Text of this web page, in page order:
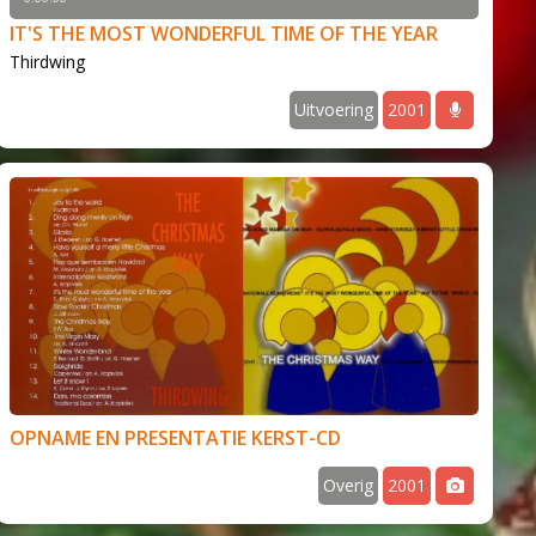
IT'S THE MOST WONDERFUL TIME OF THE YEAR
Thirdwing
Uitvoering 2001
volume
OPNAME EN PRESENTATIE KERST-CD
Overig 2001 foto